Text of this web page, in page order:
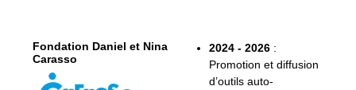
Fondation Daniel et Nina
Carasso
2024 - 2026 :
Promotion et diffusion
d’outils auto-